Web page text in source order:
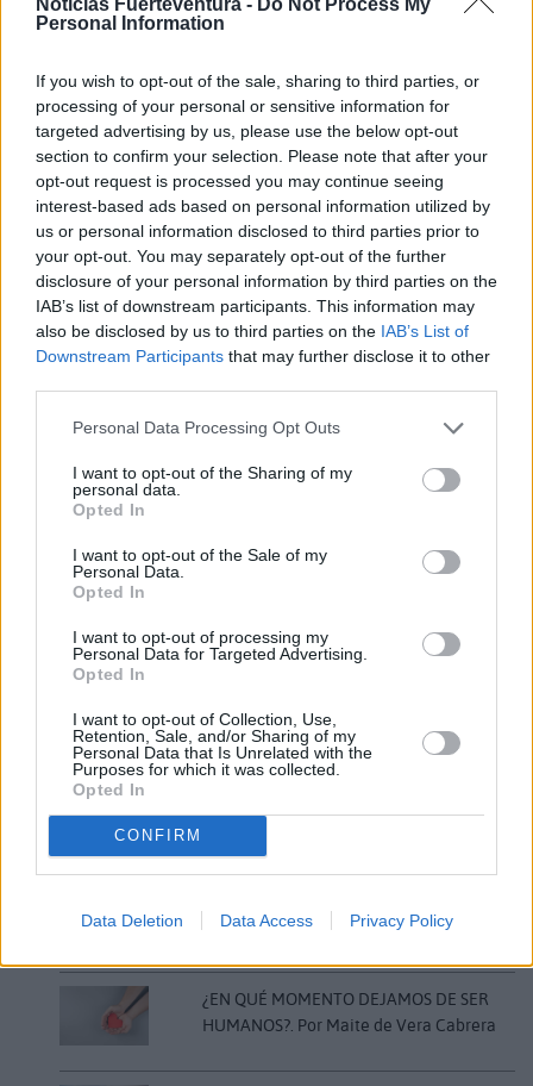
Personal Information
If you wish to opt-out of the sale, sharing to third parties, or
processing of your personal or sensitive information for
targeted advertising by us, please use the below opt-out
section to confirm your selection. Please note that after your
opt-out request is processed you may continue seeing
interest-based ads based on personal information utilized by
us or personal information disclosed to third parties prior to
your opt-out. You may separately opt-out of the further
disclosure of your personal information by third parties on the
IAB’s list of downstream participants. This information may
also be disclosed by us to third parties on the IAB’s List of
Downstream Participants that may further disclose it to other
Personal Data Processing Opt Outs
I want to opt-out of the Sharing of my
personal data.
Opted In
I want to opt-out of the Sale of my
Personal Data.
Opted In
I want to opt-out of processing my
Personal Data for Targeted Advertising.
Opted In
I want to opt-out of Collection, Use,
Retention, Sale, and/or Sharing of my
Personal Data that Is Unrelated with the
Purposes for which it was collected.
Opted In
CONFIRM
Data Deletion Data Access Privacy Policy
e inclusivo que, desde hace veinte años, combina
una programación de primer nivel con una firme
apuesta por la multiculturalidad, el talento canario,
la sostenibilidad y el respeto por el entorno natural
que lo acoge.
El Cotillo vibró con el FEM de día
La música comenzó mucho antes de que se
encendieran los focos del escenario de La Concha.
El FEM de Día, organizado junto a Cotillo Joven,
volvió a llenar el pueblo de El Cotillo con una
programación que incluyó diversos talleres y la
Subtropical, Naby Zana Band o Hey Chabón, que
animaron el Muellito durante toda la jornada.
Uno de los momentos más esperados fue la
final a una jornada memorable de la programación
diurna. La banda majorera volvió a reunir a cientos
de personas que corearon sus canciones en un
ambiente festivo que ya forma parte de la
Comentarios (0)
LO MÁS LEÍDO
golpe de calor en Fuerteventura
¿EN QUÉ MOMENTO DEJAMOS DE SER
HUMANOS?. Por Maite de Vera Cabrera